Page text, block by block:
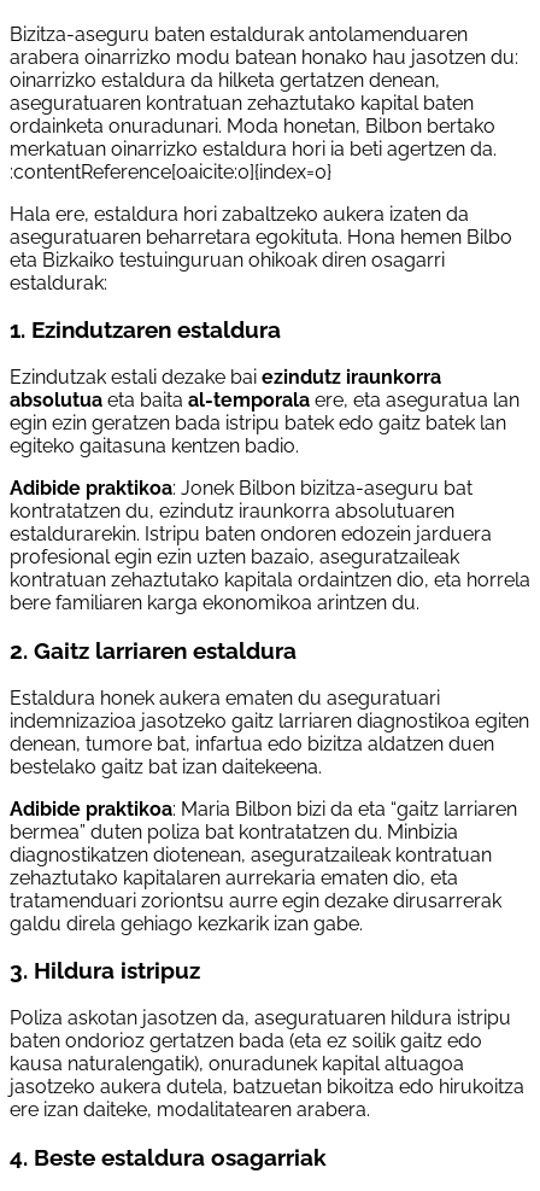
Bizitza-aseguru baten estaldurak antolamenduaren
arabera oinarrizko modu batean honako hau jasotzen du:
oinarrizko estaldura da hilketa gertatzen denean,
aseguratuaren kontratuan zehaztutako kapital baten
ordainketa onuradunari. Moda honetan, Bilbon bertako
merkatuan oinarrizko estaldura hori ia beti agertzen da.
:contentReference[oaicite:0]{index=0}
Hala ere, estaldura hori zabaltzeko aukera izaten da
aseguratuaren beharretara egokituta. Hona hemen Bilbo
eta Bizkaiko testuinguruan ohikoak diren osagarri
estaldurak:
1. Ezindutzaren estaldura
Ezindutzak estali dezake bai ezindutz iraunkorra
absolutua eta baita al-temporala ere, eta aseguratua lan
egin ezin geratzen bada istripu batek edo gaitz batek lan
egiteko gaitasuna kentzen badio.
Adibide praktikoa: Jonek Bilbon bizitza-aseguru bat
kontratatzen du, ezindutz iraunkorra absolutuaren
estaldurarekin. Istripu baten ondoren edozein jarduera
profesional egin ezin uzten bazaio, aseguratzaileak
kontratuan zehaztutako kapitala ordaintzen dio, eta horrela
bere familiaren karga ekonomikoa arintzen du.
2. Gaitz larriaren estaldura
Estaldura honek aukera ematen du aseguratuari
indemnizazioa jasotzeko gaitz larriaren diagnostikoa egiten
denean, tumore bat, infartua edo bizitza aldatzen duen
bestelako gaitz bat izan daitekeena.
Adibide praktikoa: Maria Bilbon bizi da eta “gaitz larriaren
bermea” duten poliza bat kontratatzen du. Minbizia
diagnostikatzen diotenean, aseguratzaileak kontratuan
zehaztutako kapitalaren aurrekaria ematen dio, eta
tratamenduari zoriontsu aurre egin dezake diru­sarrerak
galdu direla gehiago kezkarik izan gabe.
3. Hildura istripuz
Poliza askotan jasotzen da, aseguratuaren hildura istripu
baten ondorioz gertatzen bada (eta ez soilik gaitz edo
kausa naturalengatik), onuradunek kapital altuagoa
jasotzeko aukera dutela, batzuetan bikoitza edo hirukoitza
ere izan daiteke, modalitatearen arabera.
4. Beste estaldura osagarriak